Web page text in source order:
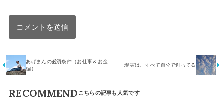
あげまんの必須条件（お仕事＆お金
編）
現実は、すべて自分で創ってる
RECOMMEND